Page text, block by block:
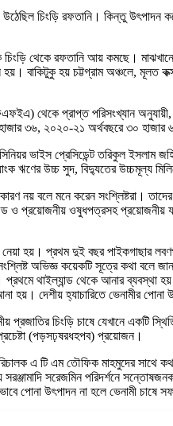
উঠেছিল চিংড়ি রফতানি। কিন্তু
চিংড়ি থেকে রফতানি আয় কমছে।
বাকিটুকু হয় চট্টগ্রাম অঞ্চলে, মূলত
থেকে প্রাপ্ত পরিসংখ্যান
৩৬, ২০২০-২১ অর্থবছরে ৩০
ভাইস প্রেসিডেন্ট তরিকুল
ঋণের উচ্চ সুদ, বিদ্যুতের উচ্চমূল্য
নয় বলে মনে করেন সংশ্লিষ্টরা।
ও প্রয়োজনীয় ওষুধপত্রসহ প্রয়োজনীয়
হয়। প্রথম দুই বছর পাইকগাছার
অভিজ্ঞ কয়েকটি সূত্রে কথা বলে
থাইল্যান্ড থেকে আনার
হয়। দেশীয় হ্যাচারিতে ভেনামীর
প্রজাতির চিংড়ি চাষে যেখানে
(পড়সঢ়ষরধহপব) প্রয়োজন।
এ টি এম তৌফিক মাহমুদের
সরঞ্জামাদি সরেজমিন পরিদর্শনে
পোনা উৎপাদন না হলে ভেনামী চাষে